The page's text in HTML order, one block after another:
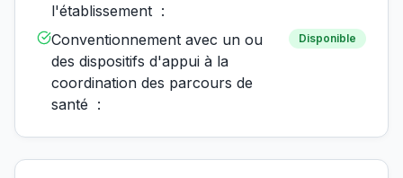
l'établissement :
Conventionnement avec un ou
des dispositifs d'appui à la
coordination des parcours de
santé :
Disponible